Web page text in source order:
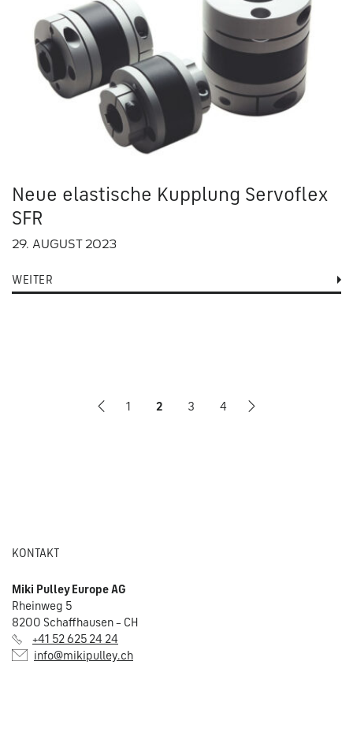
Neue elastische Kupplung Servoflex
SFR
29. AUGUST 2023
WEITER
1 2 3 4
KONTAKT
Miki Pulley Europe AG
Rheinweg 5
8200 Schaffhausen – CH
+41 52 625 24 24
info@mikipulley.ch